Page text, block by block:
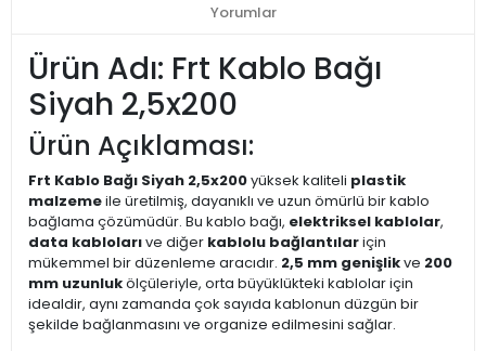
Yorumlar
Ürün Adı: Frt Kablo Bağı
Siyah 2,5x200
Ürün Açıklaması:
Frt Kablo Bağı Siyah 2,5x200yüksek kaliteli plastik
malzemeile üretilmiş, dayanıklı ve uzun ömürlü bir kablo
bağlama çözümüdür. Bu kablo bağı, elektriksel kablolar,
data kablolarıve diğer kablolu bağlantılariçin
mükemmel bir düzenleme aracıdır. 2,5 mm genişlikve 200
mm uzunlukölçüleriyle, orta büyüklükteki kablolar için
idealdir, aynı zamanda çok sayıda kablonun düzgün bir
şekilde bağlanmasını ve organize edilmesini sağlar.